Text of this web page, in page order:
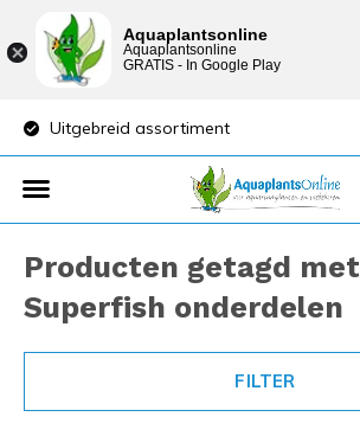
Lage verzendkosten
Producten getagd met
Superfish onderdelen
FILTER
Aquaplantsonline
Aquaplantsonline
GRATIS - In Google Play